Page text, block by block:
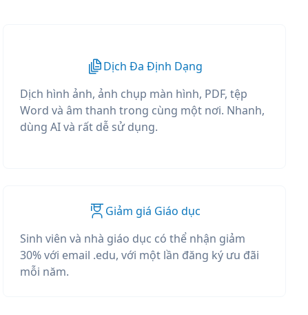
Dịch Đa Định Dạng
Dịch hình ảnh, ảnh chụp màn hình, PDF, tệp
Word và âm thanh trong cùng một nơi. Nhanh,
dùng AI và rất dễ sử dụng.
Giảm giá Giáo dục
Sinh viên và nhà giáo dục có thể nhận giảm
30% với email .edu, với một lần đăng ký ưu đãi
mỗi năm.